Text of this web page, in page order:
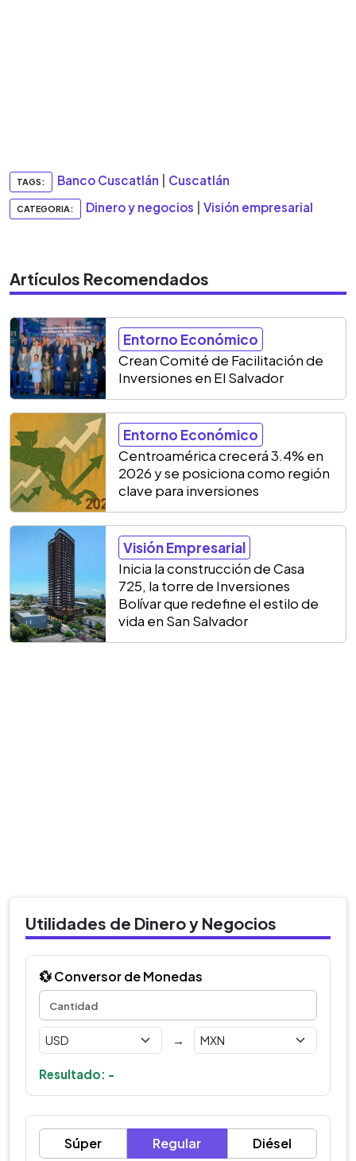
TAGS: Banco Cuscatlán Cuscatlán
CATEGORIA: Dinero y negocios Visión empresarial
Artículos Recomendados
Entorno Económico
Crean Comité de Facilitación de
Inversiones en El Salvador
Entorno Económico
Centroamérica crecerá 3.4% en
2026 y se posiciona como región
clave para inversiones
Visión Empresarial
Inicia la construcción de Casa
725, la torre de Inversiones
Bolívar que redefine el estilo de
vida en San Salvador
Utilidades de Dinero y Negocios
💱 Conversor de Monedas
→
Resultado: -
Súper Regular Diésel